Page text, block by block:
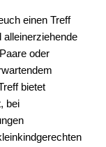
einen Treff
oder
bietet
bei